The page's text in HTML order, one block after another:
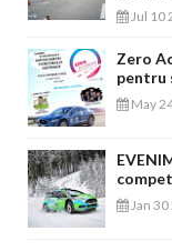
Jul 10
Zero
pentru
May
Jan